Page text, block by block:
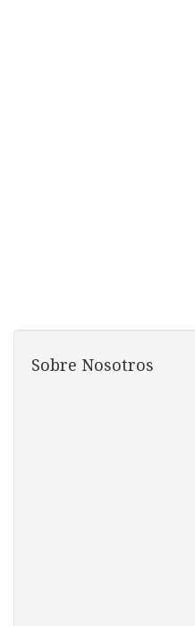
Sobre Nosotros